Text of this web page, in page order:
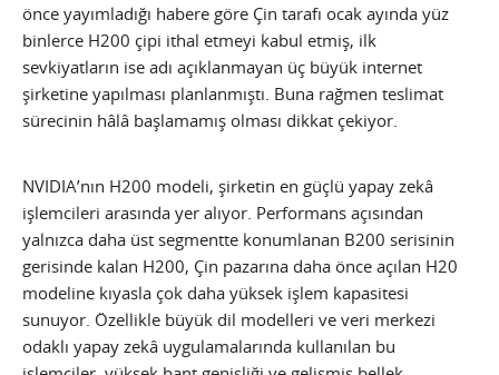
önce yayımladığı habere göre Çin tarafı ocak ayında yüz
binlerce H200 çipi ithal etmeyi kabul etmiş, ilk
sevkiyatların ise adı açıklanmayan üç büyük internet
şirketine yapılması planlanmıştı. Buna rağmen teslimat
sürecinin hâlâ başlamamış olması dikkat çekiyor.
NVIDIA’nın H200 modeli, şirketin en güçlü yapay zekâ
işlemcileri arasında yer alıyor. Performans açısından
yalnızca daha üst segmentte konumlanan B200 serisinin
gerisinde kalan H200, Çin pazarına daha önce açılan H20
modeline kıyasla çok daha yüksek işlem kapasitesi
sunuyor. Özellikle büyük dil modelleri ve veri merkezi
odaklı yapay zekâ uygulamalarında kullanılan bu